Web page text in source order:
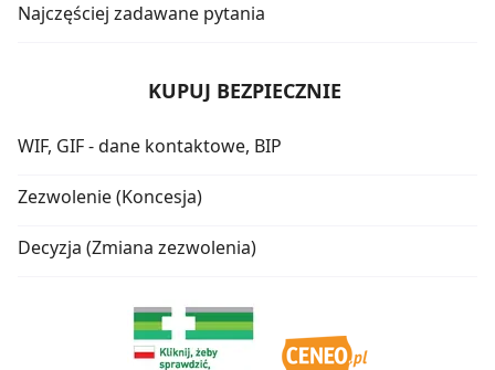
Najczęściej zadawane pytania
KUPUJ BEZPIECZNIE
WIF, GIF - dane kontaktowe, BIP
Zezwolenie (Koncesja)
Decyzja (Zmiana zezwolenia)